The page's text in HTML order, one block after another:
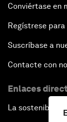
Conviértase en
Regístrese
Suscríbase a
Contacte con
Enlaces
La